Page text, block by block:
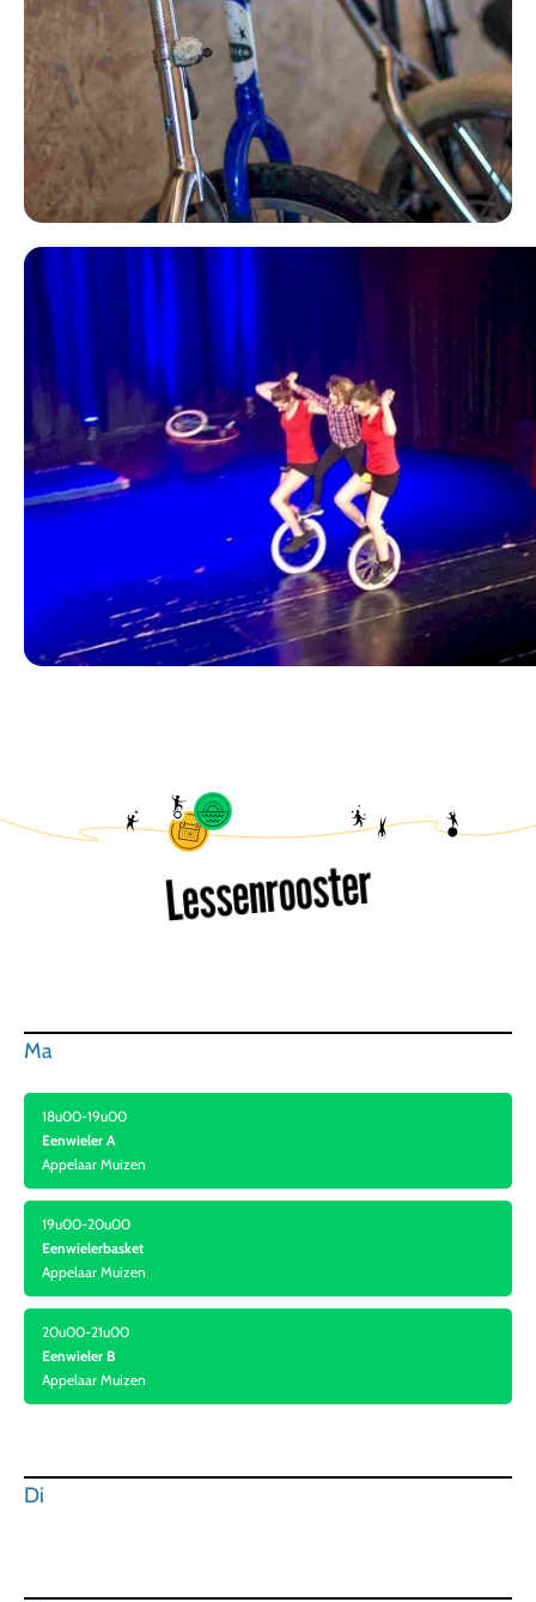
Lessenrooster
Ma
18u00-19u00
Eenwieler A
Appelaar Muizen
19u00-20u00
Eenwielerbasket
Appelaar Muizen
20u00-21u00
Eenwieler B
Appelaar Muizen
Di